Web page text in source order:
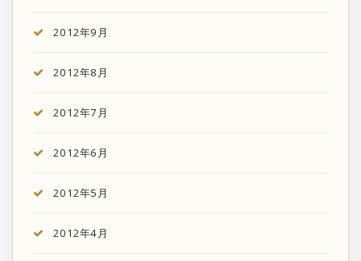
2012年9月
2012年8月
2012年7月
2012年6月
2012年5月
2012年4月